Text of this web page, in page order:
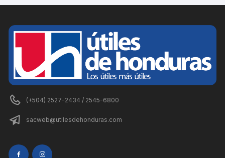
(+504) 2527-2434 / 2545-6800
sacweb@utilesdehonduras.com